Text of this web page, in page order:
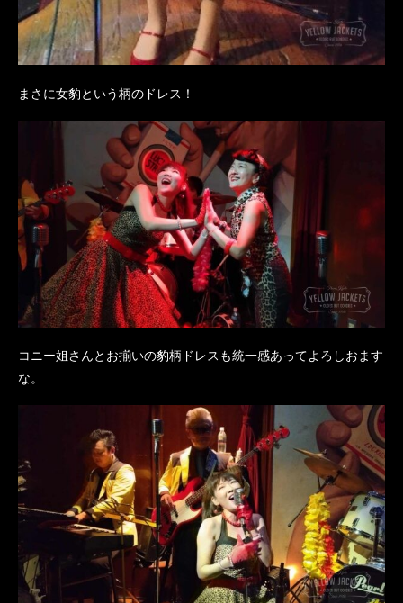
まさに女豹という柄のドレス！
コニー姐さんとお揃いの豹柄ドレスも統一感あってよろしおます
な。